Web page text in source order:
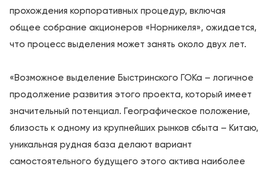
прохождения корпоративных процедур, включая
общее собрание акционеров «Норникеля», ожидается,
что процесс выделения может занять около двух лет.
«Возможное выделение Быстринского ГОКа – логичное
продолжение развития этого проекта, который имеет
значительный потенциал. Географическое положение,
близость к одному из крупнейших рынков сбыта – Китаю,
уникальная рудная база делают вариант
самостоятельного будущего этого актива наиболее